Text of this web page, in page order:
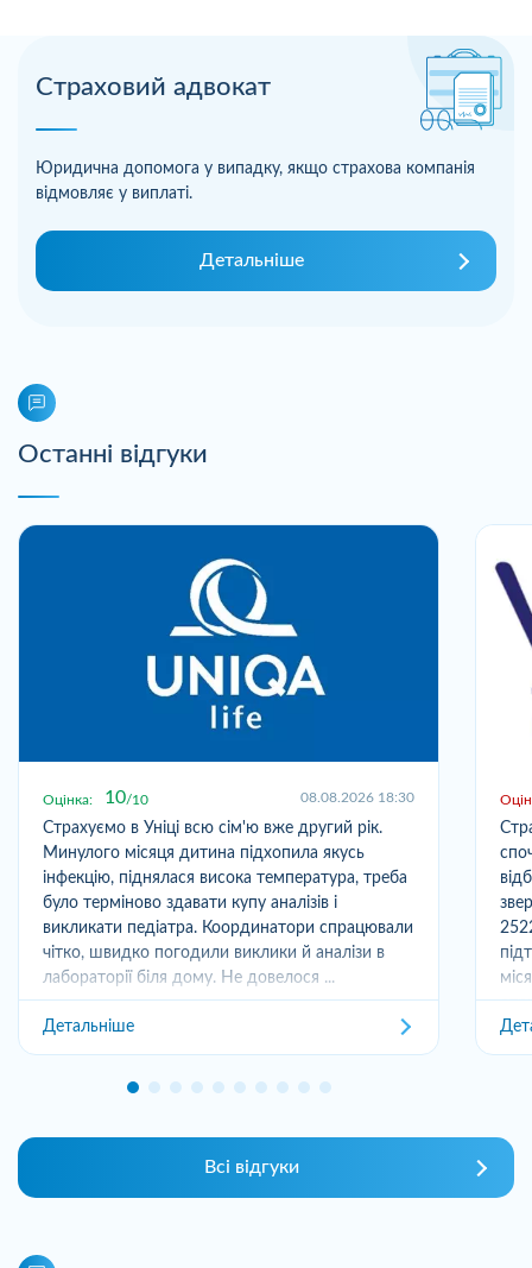
Страховий адвокат
Юридична допомога у випадку, якщо страхова компанія
відмовляє у виплаті.
Детальніше
Останні відгуки
Оцінка: 10 10 08.08.2026 18:30
Страхуємо в Уніці всю сім'ю вже другий рік.
Минулого місяця дитина підхопила якусь
інфекцію, піднялася висока температура, треба
було терміново здавати купу аналізів і
викликати педіатра. Координатори спрацювали
чітко, швидко погодили виклики й аналізи в
лабораторії біля дому. Не довелося ...
Детальніше
Всі відгуки